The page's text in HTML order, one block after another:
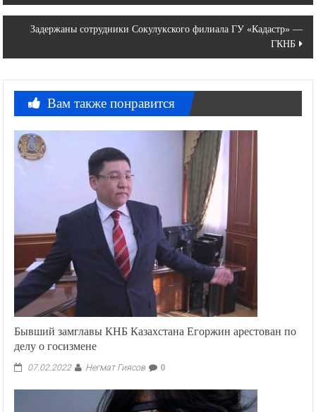
по
записям
Задержаны сотрудники Сокулукского филиала ГУ «Кадастр» —
ГКНБ
Вам также понравится
Бывший замглавы КНБ Казахстана Егоржин арестован по
делу о госизмене
07.02.2022 Негмат Гиясов 0